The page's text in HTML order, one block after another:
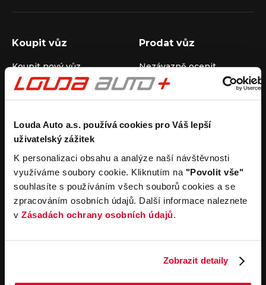
Louda Auto a.s. používá cookies pro Váš lepší
uživatelský zážitek
K personalizaci obsahu a analýze naší návštěvnosti
využíváme soubory cookie. Kliknutím na "Povolit vše"
souhlasíte s používáním všech souborů cookies a se
zpracováním osobních údajů. Další informace naleznete
v Zásadách ochrany osobních údajů.
Zobrazit detaily
Koupit vůz
Koupit nový vůz
Koupit ojetý vůz
Koupit užitkový vůz
Prodat vůz
Nezávazně ocenit
Průběh výkupu vozu
Pronájem
Carsharing
Autopůjčovna
Operativní leasing
Společnost
Louda Auto+ Poděbrady
Obytné vozy
Novinky
Kariéra
Servisní služby
Servis
Důležité odkazy
Cookies
Všeobecné obchodní
podmínky pro online